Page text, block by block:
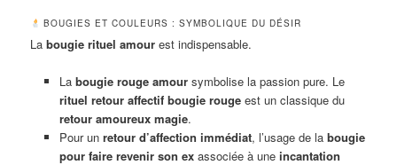
BOUGIES ET COULEURS : SYMBOLIQUE DU DÉSIR
Labougie rituel amour est indispensable.
La bougie rouge amoursymbolise la passion pure. Le
rituel retour affectif bougie rougeest un classique du
retour amoureux magie.
Pour un retour d’affection immédiat, l’usage de la bougie
pour faire revenir son exassociée à une incantation